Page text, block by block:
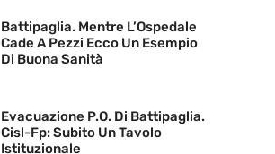
Battipaglia. Mentre L’Ospedale
Cade A Pezzi Ecco Un Esempio
Di Buona Sanità
Evacuazione P.O. Di Battipaglia.
Cisl-Fp: Subito Un Tavolo
Istituzionale